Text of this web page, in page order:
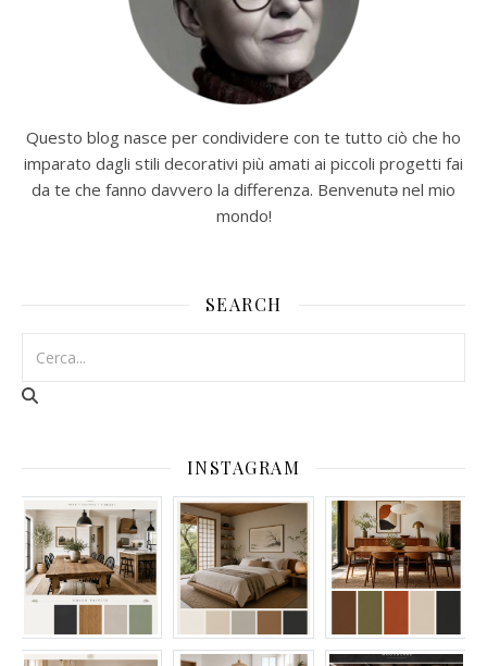
Questo blog nasce per condividere con te tutto ciò che ho
imparato dagli stili decorativi più amati ai piccoli progetti fai
da te che fanno davvero la differenza. Benvenutə nel mio
mondo!
SEARCH
INSTAGRAM